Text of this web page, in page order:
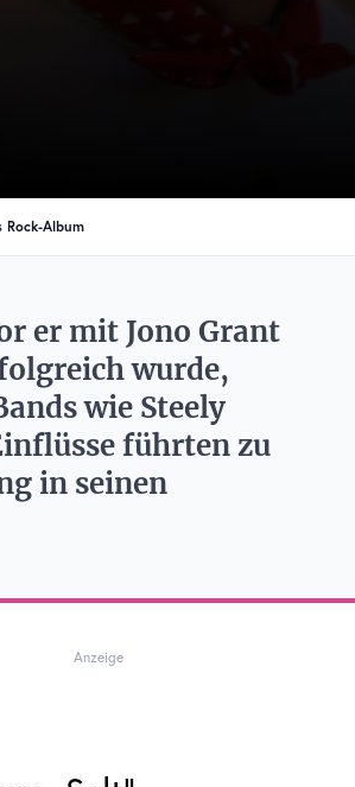
Album
er mit Jono Grant
wurde,
wie Steely
führten zu
in seinen
Anzeige